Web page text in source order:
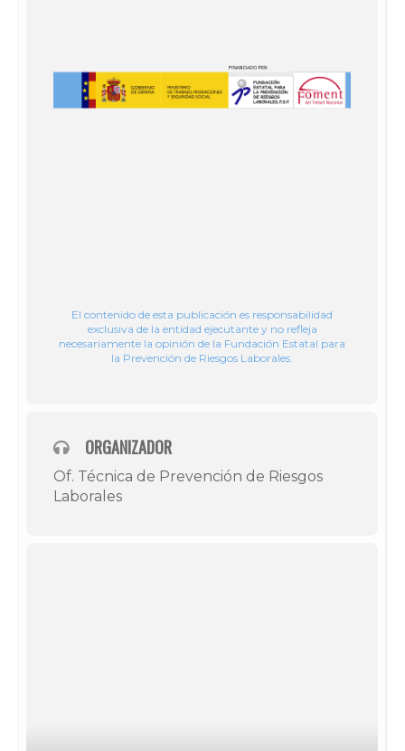
El contenido de esta publicación es responsabilidad
exclusiva de la entidad ejecutante y no refleja
necesariamente la opinión de la Fundación Estatal para
la Prevención de Riesgos Laborales.
ORGANIZADOR
Of. Técnica de Prevención de Riesgos
Laborales